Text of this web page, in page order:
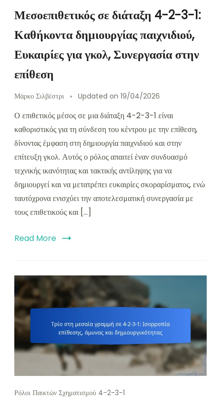
Μεσοεπιθετικός σε διάταξη 4-2-3-1:
Καθήκοντα δημιουργίας παιχνιδιού,
Ευκαιρίες για γκολ, Συνεργασία στην
επίθεση
Μάρκο Σιλβέστρι Updated on 19/04/2026
Ο επιθετικός μέσος σε μια διάταξη 4-2-3-1 είναι
καθοριστικός για τη σύνδεση του κέντρου με την επίθεση,
δίνοντας έμφαση στη δημιουργία παιχνιδιού και στην
επίτευξη γκολ. Αυτός ο ρόλος απαιτεί έναν συνδυασμό
τεχνικής ικανότητας και τακτικής αντίληψης για να
δημιουργεί και να μετατρέπει ευκαιρίες σκοραρίσματος, ενώ
ταυτόχρονα ενισχύει την αποτελεσματική συνεργασία με
τους επιθετικούς και […]
Read More
Ρόλοι Παικτών Σχηματισμού 4-2-3-1